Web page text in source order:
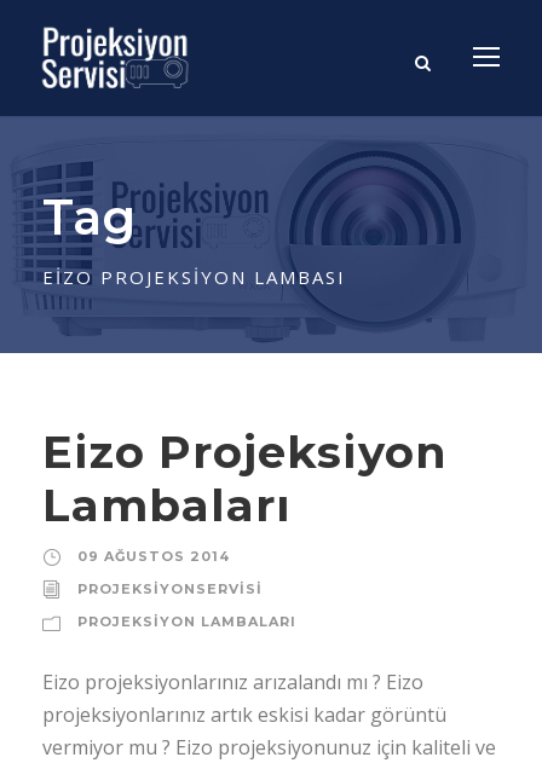
Tag
EIZO PROJEKSIYON LAMBASI
Eizo Projeksiyon
Lambaları
09 AĞUSTOS 2014
PROJEKSIYONSERVISI
PROJEKSIYON LAMBALARI
Eizo projeksiyonlarınız arızalandı mı ? Eizo
projeksiyonlarınız artık eskisi kadar görüntü
vermiyor mu ? Eizo projeksiyonunuz için kaliteli ve